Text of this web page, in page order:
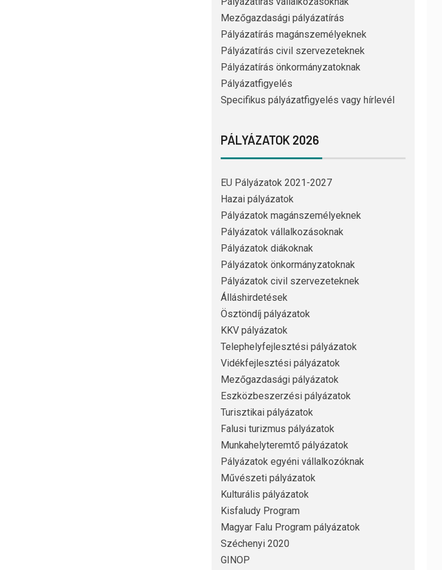
Mezőgazdasági pályázatírás
Pályázatírás magánszemélyeknek
Pályázatírás civil szervezeteknek
Pályázatírás önkormányzatoknak
Pályázatfigyelés
Specifikus pályázatfigyelés vagy hírlevél
PÁLYÁZATOK 2026
EU Pályázatok 2021-2027
Hazai pályázatok
Pályázatok magánszemélyeknek
Pályázatok vállalkozásoknak
Pályázatok diákoknak
Pályázatok önkormányzatoknak
Pályázatok civil szervezeteknek
Álláshirdetések
Ösztöndíj pályázatok
KKV pályázatok
Telephelyfejlesztési pályázatok
Vidékfejlesztési pályázatok
Mezőgazdasági pályázatok
Eszközbeszerzési pályázatok
Turisztikai pályázatok
Falusi turizmus pályázatok
Munkahelyteremtő pályázatok
Pályázatok egyéni vállalkozóknak
Művészeti pályázatok
Kulturális pályázatok
Kisfaludy Program
Magyar Falu Program pályázatok
Széchenyi 2020
GINOP